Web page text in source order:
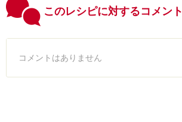
このレシピに対するコメント
コメントはありません